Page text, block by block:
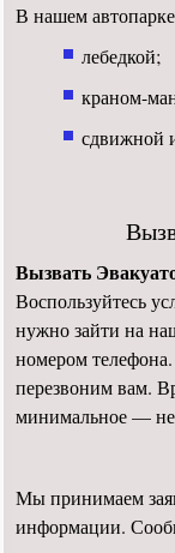
В нашем
лебедкой;
краном-
сдвижной
Вызвать
Воспользуйтесь
нужно зайти на
номером
перезвоним вам.
минимальное —
Мы принимаем
информации.